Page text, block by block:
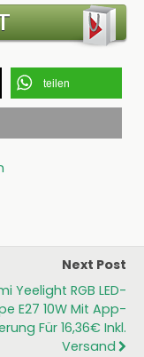
teilen
Next Post
Yeelight RGB LED-
E27 10W Mit App-
Für 16,36€ Inkl.
Versand